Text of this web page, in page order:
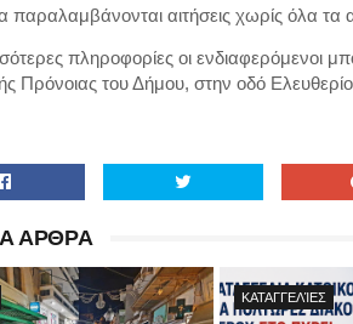
παραλαμβάνονται αιτήσεις χωρίς όλα τα
πληροφορίες οι
Πρόνοιας του Δήμου, στην οδό
ΑΡΘΡΑ
ΚΑΤΑΓΓΕΛΊΕΣ